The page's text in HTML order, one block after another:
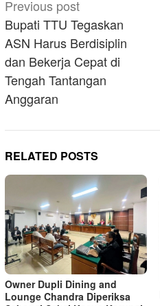
Post
navigation
Previous post
Bupati TTU Tegaskan
ASN Harus Berdisiplin
dan Bekerja Cepat di
Tengah Tantangan
Anggaran
RELATED POSTS
Owner Dupli Dining and
Lounge Chandra Diperiksa